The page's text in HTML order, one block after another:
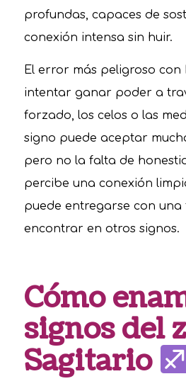
profundas, capaces de
conexión intensa sin huir.
El error más peligroso con
intentar ganar poder a
forzado, los celos o las
signo puede aceptar
pero no la falta de
percibe una conexión
puede entregarse con una
encontrar en otros signos.
Cómo
signos del
Sagitario